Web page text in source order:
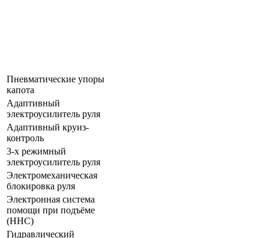
Пневматические упоры
капота
Адаптивный
электроусилитель руля
Адаптивный круиз-
контроль
3-х режимный
электроусилитель руля
Электромеханическая
блокировка руля
Электронная система
помощи при подъёме
(ННС)
Гидравлический